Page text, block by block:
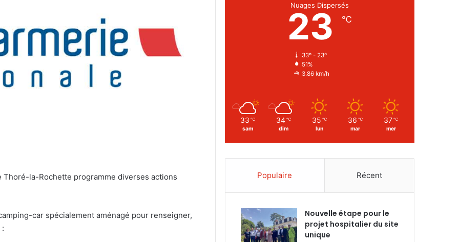
la-Rochette programme diverses actions
car spécialement aménagé pour renseigner,
Nuages Dispersés
23 ℃
33º - 23º
51%
3.86 km/h
33 ℃
sam
34 ℃
dim
35 ℃
lun
36 ℃
mar
37 ℃
mer
Populaire Récent
Nouvelle étape pour le
projet hospitalier du site
unique